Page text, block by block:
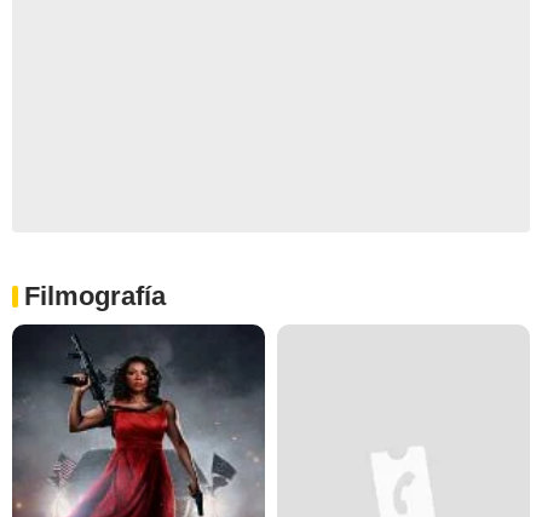
Filmografía